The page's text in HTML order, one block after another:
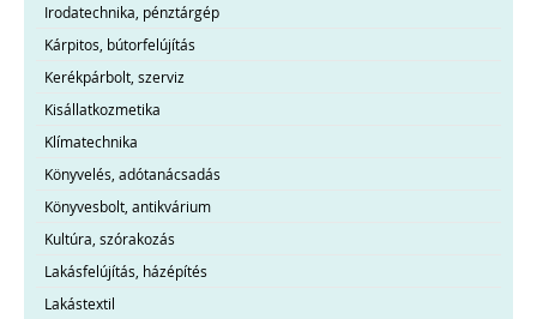
Irodatechnika, pénztárgép
Kárpitos, bútorfelújítás
Kerékpárbolt, szerviz
Kisállatkozmetika
Klímatechnika
Könyvelés, adótanácsadás
Könyvesbolt, antikvárium
Kultúra, szórakozás
Lakásfelújítás, házépítés
Lakástextil